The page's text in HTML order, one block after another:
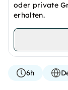
oder private
erhalten.
6h